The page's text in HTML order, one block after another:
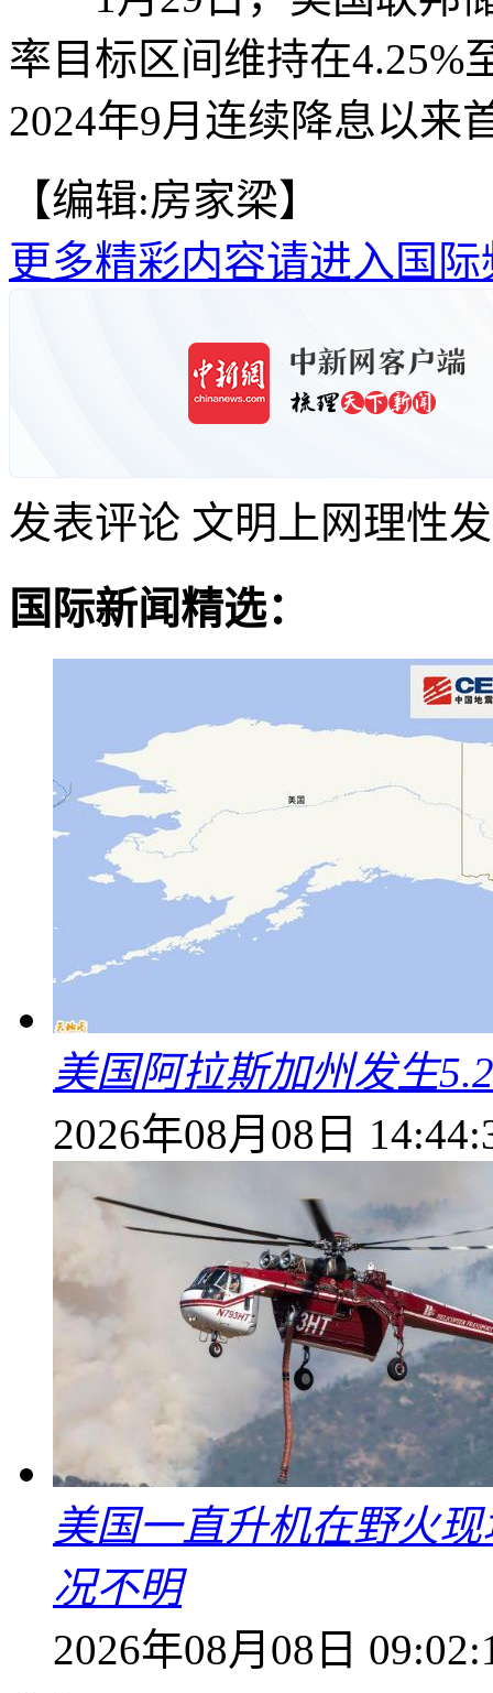
率目标区间维持在4.25%
2024年9月连续降息以来
【编辑:房家梁】
更多精彩内容请进入国际
发表评论 文明上网理性
国际新闻精选：
美国阿拉斯加州发生
2026年08月08日
美国一直升机在野火
况不明
2026年08月08日